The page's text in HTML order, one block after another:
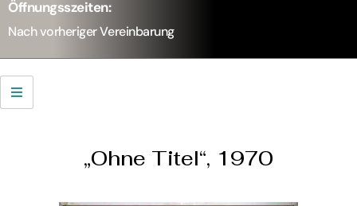
Öffnungsszeiten:
Nach vorheriger Vereinbarung
„Ohne Titel“, 1970